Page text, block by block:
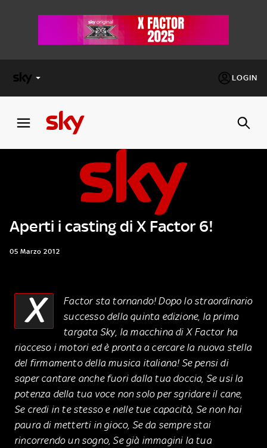
LOGIN
FACTOR
Cos’altro vedere:
PROGRAMMI SKY
SKY.IT
Aperti i casting di X Factor 6!
05 Marzo 2012
X
Factor sta tornando! Dopo lo straordinario
successo della quinta edizione, la prima
targata Sky, la macchina di X Factor ha
riacceso i motori ed è pronta a cercare la nuova stella
del firmamento della musica italiana! Se pensi di
saper cantare anche fuori dalla tua doccia, Se usi la
potenza della tua voce non solo per sgridare il cane,
Se credi in te stesso e nelle tue capacità, Se non hai
paura di metterti in gioco, Se da sempre stai
rincorrendo un sogno, Se già immagini la tua